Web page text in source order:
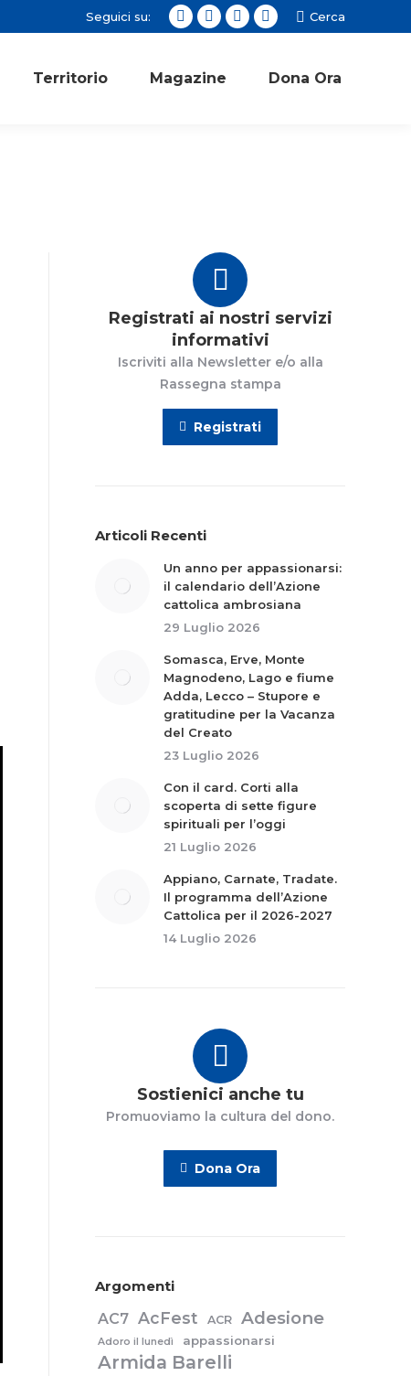
Seguici su:
Facebook
opens
Twitter
opens
Instagram
opens
YouTube
opens
Cerca:
Cerca
Territorio Magazine Dona Ora
Registrati ai nostri servizi
informativi
Iscriviti alla Newsletter e/o alla
Rassegna stampa
Registrati
Articoli Recenti
Un anno per appassionarsi:
il calendario dell’Azione
cattolica ambrosiana
29 Luglio 2026
Somasca, Erve, Monte
Magnodeno, Lago e fiume
Adda, Lecco – Stupore e
gratitudine per la Vacanza
del Creato
23 Luglio 2026
Con il card. Corti alla
scoperta di sette figure
spirituali per l’oggi
21 Luglio 2026
Appiano, Carnate, Tradate.
Il programma dell’Azione
Cattolica per il 2026-2027
14 Luglio 2026
Sostienici anche tu
Promuoviamo la cultura del dono.
Dona Ora
Argomenti
AC7 AcFest ACR Adesione
Adoro il lunedì appassionarsi
Armida Barelli